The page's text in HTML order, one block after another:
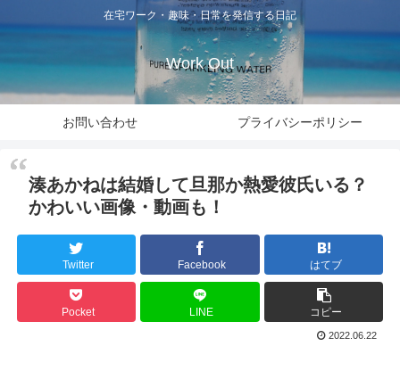
在宅ワーク・趣味・日常を発信する日記
Work Out
お問い合わせ プライバシーポリシー
湊あかねは結婚して旦那か熱愛彼氏いる？
かわいい画像・動画も！
Twitter Facebook はてブ
Pocket LINE コピー
2022.06.22